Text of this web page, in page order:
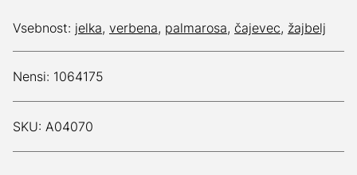
Vsebnost: jelka, verbena, palmarosa, čajevec, žajbelj
Nensi: 1064175
SKU: A04070